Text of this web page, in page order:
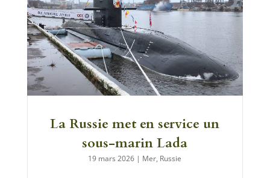
La Russie met en service un
sous-marin Lada
19 mars 2026 | Mer, Russie